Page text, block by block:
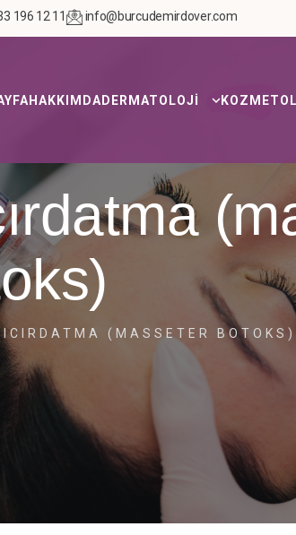
196 12 11 info@burcudemirdover.com
HAKKIMDA DERMATOLOJİ
(MASSETER BOTOKS)